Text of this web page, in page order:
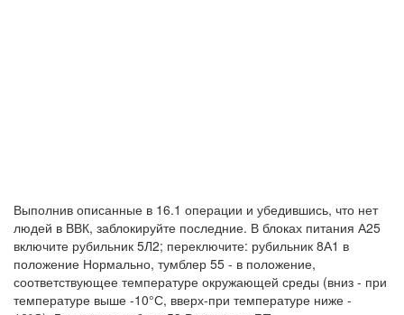
Выполнив описанные в 16.1 операции и убедившись, что нет
людей в ВВК, заблокируйте последние. В блоках питания А25
включите рубильник 5Л2; переключите: рубильник 8А1 в
положение Нормально, тумблер 55 - в положение,
соответствующее температуре окружающей среды (вниз - при
температуре выше -10°С, вверх-при температуре ниже -